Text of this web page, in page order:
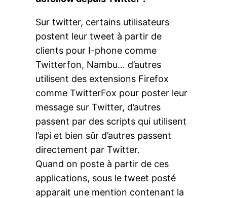
Sur twitter, certains utilisateurs
postent leur tweet à partir de
clients pour I-phone comme
Twitterfon, Nambu… d’autres
utilisent des extensions Firefox
comme TwitterFox pour poster leur
message sur Twitter, d’autres
passent par des scripts qui utilisent
l’api et bien sûr d’autres passent
directement par Twitter.
Quand on poste à partir de ces
applications, sous le tweet posté
apparait une mention contenant la